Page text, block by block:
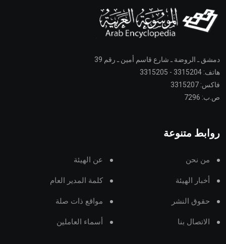
دمشق ـ الروضة ـ شارع قاسم أمين ـ رقم 39
هاتف: 3315204 - 3315205
فاكس: 3315207
ص.ب: 7296
روابط متنوعة
من نحن عن الهيئة
أخبار الهيئة كلمة المدير العام
حقوق النشر مواقع ذات صلة
الاتصال بنا أسماء العاملين